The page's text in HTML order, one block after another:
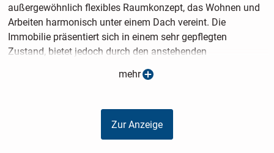
außergewöhnlich flexibles Raumkonzept, das Wohnen und
Arbeiten harmonisch unter einem Dach vereint. Die
Immobilie präsentiert sich in einem sehr gepflegten
Zustand, bietet jedoch durch den anstehenden
Sanierungsbedarf die ideale Gelegenheit, moderne
Wohnansprüche in einem charmanten Altbau-Ambiente zu
Eine Besonderheit ist die durchdachte Aufteilung:
Das Erdgeschoss bietet ausreichend Fläche, um hier ein
mehr
Zur Anzeige